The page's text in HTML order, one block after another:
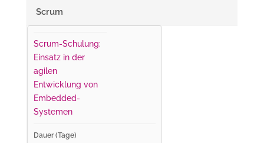
Scrum
Scrum-Schulung:
Einsatz in der
agilen
Entwicklung von
Embedded-
Systemen